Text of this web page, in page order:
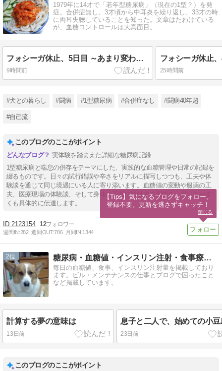
1979年に14才で「若年型糖尿病」（現在の1型？）を発
症。合併症無し。3才頃から中耳炎を繰り返し、33才の時
に両耳失聴していることを知った。文章はたわけている
が、血糖コントロールは大真面目。
フォシーガ休止、5日目 ～あまり変わらないかも/血糖/うどん/ささみフライ/モンブランケーキ/スイカ/リンゴ～
9時間前 25時間前
#犬との暮らし #闘病 #1型糖尿病 #合併症なし #闘病40年超
#自己流
このブログのここがポイント
実体験を踏まえた詳細な糖尿病記録
1型糖尿病と喘息の併存をテーマにした、実践的な血糖管理や日常の記録を
綴るものです。日々の試行錯誤や辛さをリアルに描写しつつも、工夫や体
験談を通じて同じ境遇にいる人に寄り添います。血糖値の変動や服薬の工
夫、医療現場の体験談、そして身体の不調に対処する実態を、親しみやす
くも具体的に伝達します。
2123154 12
週間IN:282 週間OUT:786 月間IN:1344
2 糖尿病・血糖値・インスリン注射・食事療法の闘病日記・毎…
毎日の血糖値、食事、インスリン注射量を掲載しており
ます。ビル・メンテナンスの仕事とブログで困ったこと
など掲載しています。
計算する夢の意味は
13日前
息子と二人で、始めての小
23日前
このブログのここがポイント
【Tips】気になるブログをフォロー。
登録不要。更新を逃さずキャッチ！
閉じる